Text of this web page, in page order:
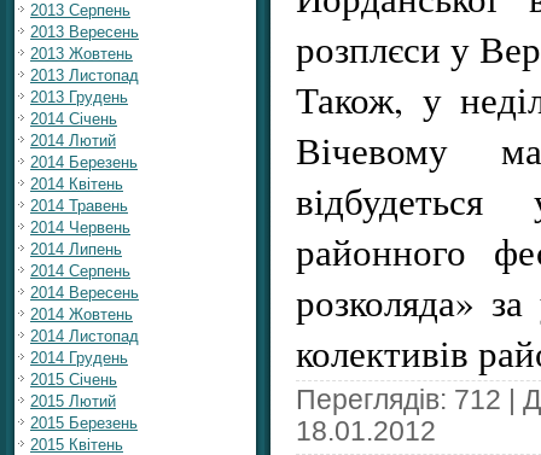
2013 Серпень
2013 Вересень
2013 Жовтень
2013 Листопад
2013 Грудень
2014 Січень
2014 Лютий
2014 Березень
2014 Квітень
2014 Травень
2014 Червень
2014 Липень
2014 Серпень
2014 Вересень
2014 Жовтень
2014 Листопад
2014 Грудень
2015 Січень
2015 Лютий
2015 Березень
2015 Квітень
розплєси у
Також, у
Вічевому
відбудеться
районного
розколяда»
колективів
Переглядів: 712 |
18.01.2012